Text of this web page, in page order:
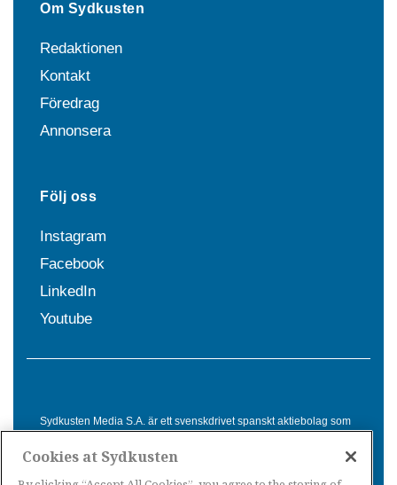
Om Sydkusten
Redaktionen
Kontakt
Föredrag
Annonsera
Följ oss
Instagram
Facebook
LinkedIn
Youtube
Sydkusten Media S.A. är ett svenskdrivet spanskt aktiebolag som
Spanien. Genom nyhetsbevakning av hela Spanien, med bas på
Cookies at Sydkusten